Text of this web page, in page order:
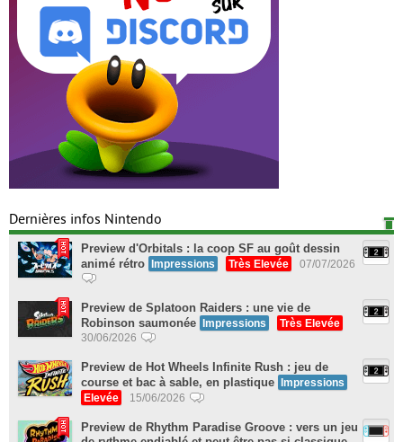
Dernières infos Nintendo
Preview d'Orbitals : la coop SF au goût dessin
animé rétro Impressions Très Elevée 07/07/2026
Preview de Splatoon Raiders : une vie de
Robinson saumonée Impressions
Très Elevée
30/06/2026
Preview de Hot Wheels Infinite Rush : jeu de
course et bac à sable, en plastique Impressions
Elevée
15/06/2026
Preview de Rhythm Paradise Groove : vers un jeu